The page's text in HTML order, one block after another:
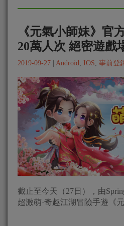
《元氣小師妹》官
20萬人次 絕密遊戲
2019-09-27 Android IOS 事前登
截止至今天（27日），由
超激萌·奇趣江湖冒險手遊《